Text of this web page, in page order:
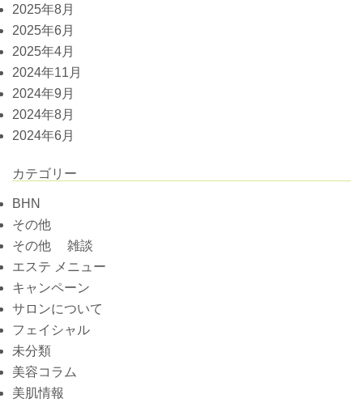
2025年8月
2025年6月
2025年4月
2024年11月
2024年9月
2024年8月
2024年6月
カテゴリー
BHN
その他
その他 雑談
エステ メニュー
キャンペーン
サロンについて
フェイシャル
未分類
美容コラム
美肌情報